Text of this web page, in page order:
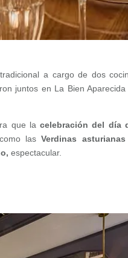
tradicional a cargo de dos
juntos en La Bien
que lacelebración del día
lasVerdinas
espectacular.